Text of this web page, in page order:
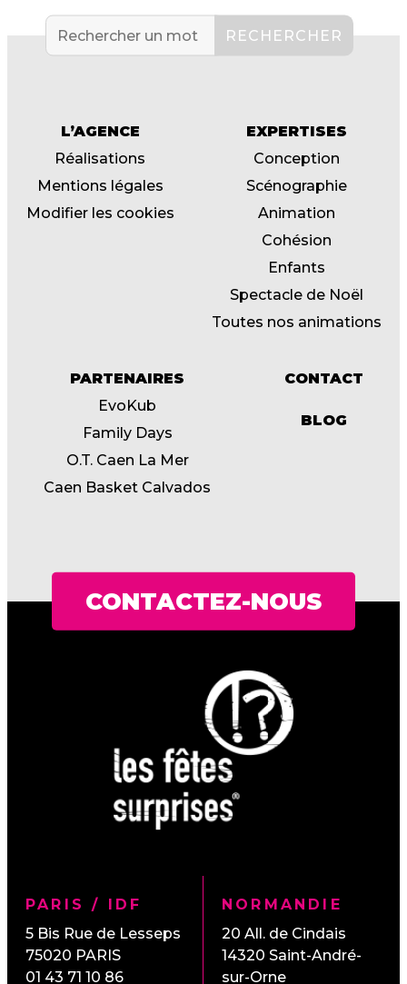
L’AGENCE
Réalisations
Mentions légales
Modifier les cookies
EXPERTISES
Conception
Scénographie
Animation
Cohésion
Enfants
Spectacle de Noël
Toutes nos animations
PARTENAIRES
EvoKub
Family Days
O.T. Caen La Mer
Caen Basket Calvados
CONTACT
BLOG
CONTACTEZ-NOUS
PARIS / IDF
5 Bis Rue de Lesseps
75020 PARIS
01 43 71 10 86
NORMANDIE
20 All. de Cindais
14320 Saint-André-
sur-Orne